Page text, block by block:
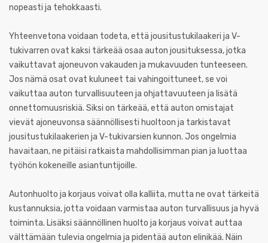
nopeasti ja tehokkaasti.
Yhteenvetona voidaan todeta, että jousitustukilaakeri ja V-
tukivarren ovat kaksi tärkeää osaa auton jousituksessa, jotka
vaikuttavat ajoneuvon vakauden ja mukavuuden tunteeseen.
Jos nämä osat ovat kuluneet tai vahingoittuneet, se voi
vaikuttaa auton turvallisuuteen ja ohjattavuuteen ja lisätä
onnettomuusriskiä. Siksi on tärkeää, että auton omistajat
vievät ajoneuvonsa säännöllisesti huoltoon ja tarkistavat
jousitustukilaakerien ja V-tukivarsien kunnon. Jos ongelmia
havaitaan, ne pitäisi ratkaista mahdollisimman pian ja luottaa
työhön kokeneille asiantuntijoille.
Autonhuolto ja korjaus voivat olla kalliita, mutta ne ovat tärkeitä
kustannuksia, jotta voidaan varmistaa auton turvallisuus ja hyvä
toiminta. Lisäksi säännöllinen huolto ja korjaus voivat auttaa
välttämään tulevia ongelmia ja pidentää auton elinikää. Näin